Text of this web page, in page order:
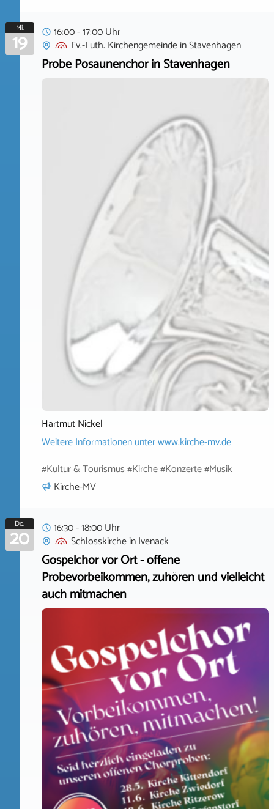
Mi.
19
16:00 - 17:00 Uhr
Ev.-Luth. KirchengemeindeinStavenhagen
Probe Posaunenchor in Stavenhagen
Hartmut Nickel
Weitere Informationen unterwww.kirche-mv.de
#Kultur & Tourismus #Kirche #Konzerte #Musik
Kirche-MV
Do.
20
16:30 - 18:00 Uhr
SchlosskircheinIvenack
Gospelchor vor Ort - offene
Probevorbeikommen, zuhören und vielleicht
auch mitmachen